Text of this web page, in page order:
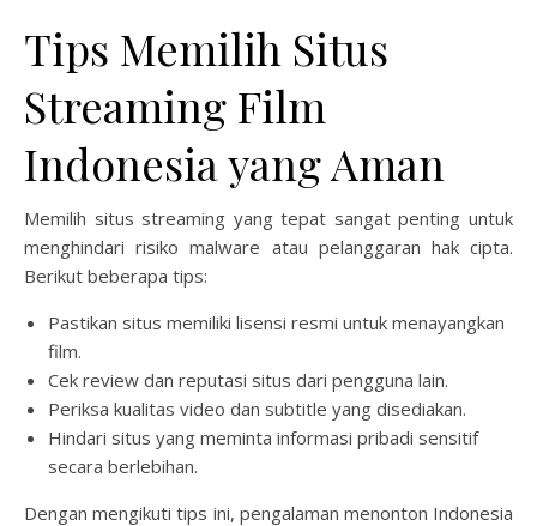
Tips Memilih Situs
Streaming Film
Indonesia yang Aman
Memilih situs streaming yang tepat sangat penting untuk
menghindari risiko malware atau pelanggaran hak cipta.
Berikut beberapa tips:
Pastikan situs memiliki lisensi resmi untuk menayangkan
film.
Cek review dan reputasi situs dari pengguna lain.
Periksa kualitas video dan subtitle yang disediakan.
Hindari situs yang meminta informasi pribadi sensitif
secara berlebihan.
Dengan mengikuti tips ini, pengalaman menonton Indonesia